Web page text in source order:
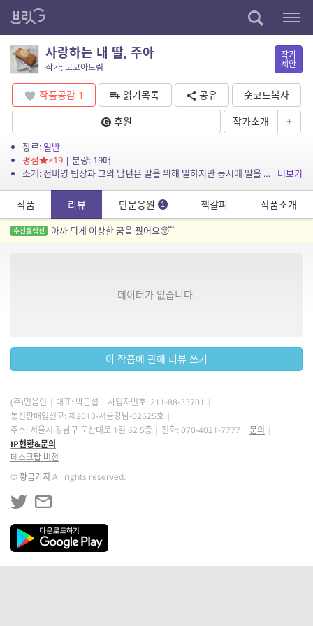
사랑하는 내 딸, 주아
작가: 코코아드림
작가
제안
작품공감 1 읽기목록 공유
숏코드복사
후원
작가소개 +
장르: 일반
평점
×19| 분량: 19매
소개: 전미영 팀장과 그의 남편은 딸을 위해 일하지만 동시에 딸을 귀찮아한다.
더보기
작품 리뷰 단문응원 1 책갈피 작품소개
추천셀렉션 아까 되게 이상한 꿈을 꿨어요😴
데이터가 없습니다.
이 작품에 관해 리뷰 쓰기
(주)민음인 대표: 박근섭 사업자번호: 211-88-33701
통신판매업신고: 제2013-서울강남-02625호
주소: 서울시 강남구 도산대로 1길 62 5층
전화: 070-4021-7777
문의
IP현황&문의
데스크탑 버전
©황금가지 All rights reserved.